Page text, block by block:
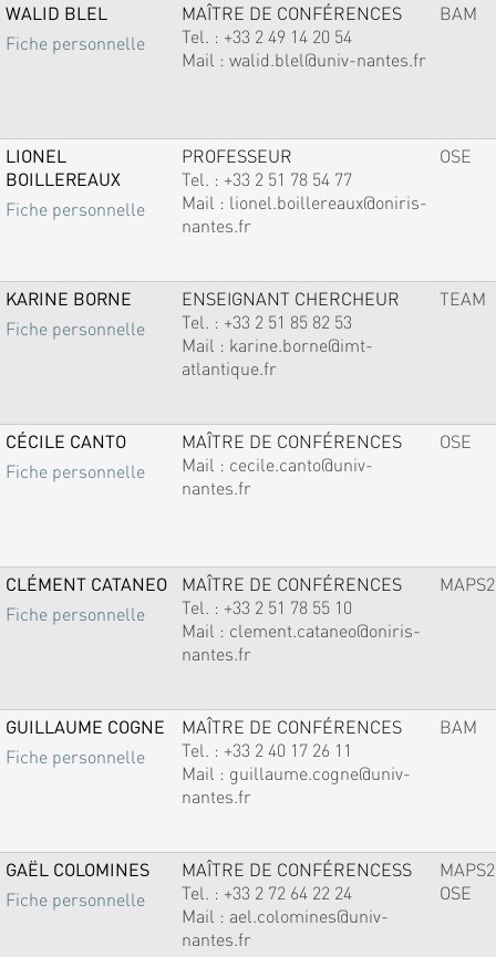
WALID BLEL
Fiche personnelle
MAÎTRE DE CONFÉRENCES
Tel. : +33 2 49 14 20 54
Mail : walid.blel@univ-nantes.fr
BAM
LIONEL
BOILLEREAUX
Fiche personnelle
PROFESSEUR
Tel. : +33 2 51 78 54 77
Mail : lionel.boillereaux@oniris-
nantes.fr
OSE
KARINE BORNE
Fiche personnelle
ENSEIGNANT CHERCHEUR
Tel. : +33 2 51 85 82 53
Mail : karine.borne@imt-
atlantique.fr
TEAM
CÉCILE CANTO
Fiche personnelle
MAÎTRE DE CONFÉRENCES
Mail : cecile.canto@univ-
nantes.fr
OSE
CLÉMENT CATANEO
Fiche personnelle
MAÎTRE DE CONFÉRENCES
Tel. : +33 2 51 78 55 10
Mail : clement.cataneo@oniris-
nantes.fr
MAPS2
GUILLAUME COGNE
Fiche personnelle
MAÎTRE DE CONFÉRENCES
Tel. : +33 2 40 17 26 11
Mail : guillaume.cogne@univ-
nantes.fr
BAM
GAËL COLOMINES
Fiche personnelle
MAÎTRE DE CONFÉRENCESS
Tel. : +33 2 72 64 22 24
Mail : ael.colomines@univ-
nantes.fr
MAPS2
OSE